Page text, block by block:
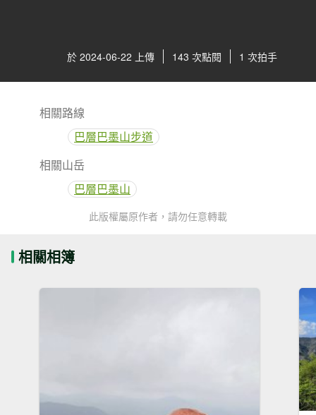
於 2024-06-22 上傳 143 次點閱 1 次拍手
相關路線
巴層巴墨山步道
相關山岳
巴層巴墨山
此版權屬原作者，請勿任意轉載
相關相簿